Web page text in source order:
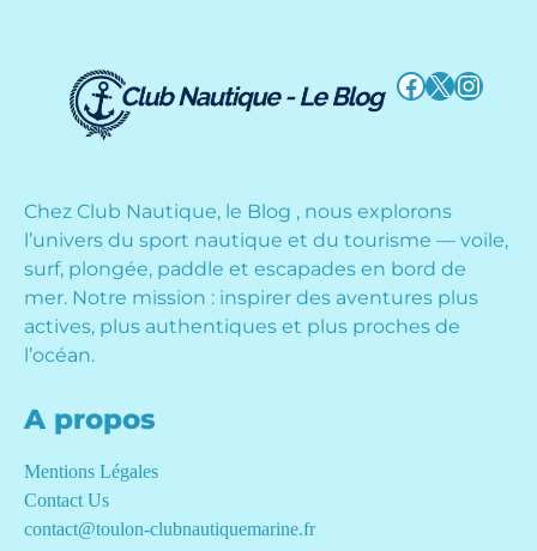
Facebook
X
Chez Club Nautique, le Blog , nous explorons
l’univers du sport nautique et du tourisme — voile,
surf, plongée, paddle et escapades en bord de
mer. Notre mission : inspirer des aventures plus
actives, plus authentiques et plus proches de
l’océan.
A propos
Mentions Légales
Contact Us
contact@toulon-clubnautiquemarine.fr